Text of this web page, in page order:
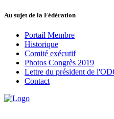
Au sujet de la Fédération
Portail Membre
Historique
Comité exécutif
Photos Congrès 2019
Lettre du président de
Contact